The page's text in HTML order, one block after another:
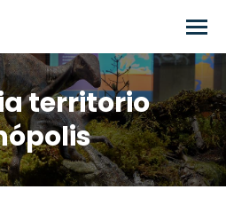
territorio
are here: